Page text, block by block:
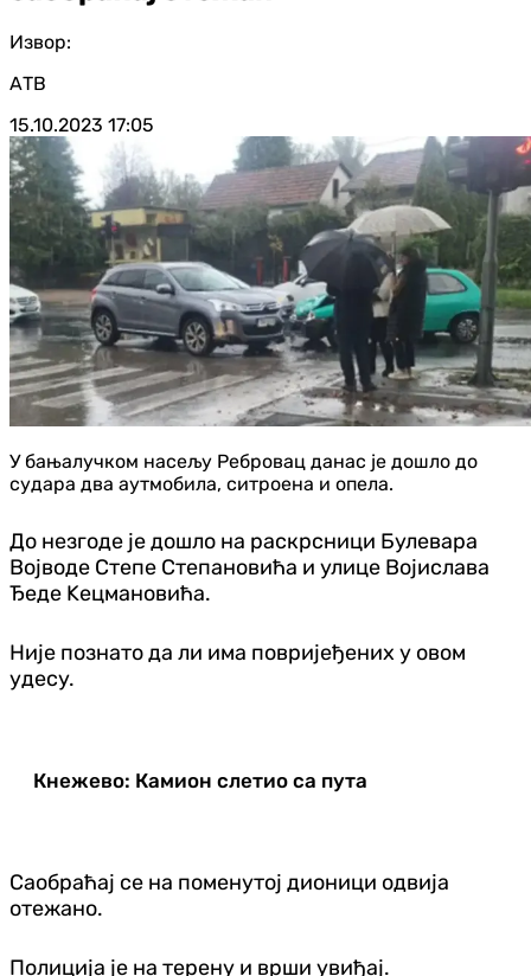
Извор:
АТВ
15.10.2023 17:05
У бањалучком насељу Ребровац данас је дошло до
судара два аутмобила, ситроена и опела.
До незгоде је дошло на раскрсници Булевара
Војводе Степе Степановића и улице Војислава
Ђеде Kецмановића.
Није познато да ли има повријеђених у овом
удесу.
Кнежево: Камион слетио са пута
Саобраћај се на поменутој дионици одвија
отежано.
Полиција је на терену и врши увиђај.